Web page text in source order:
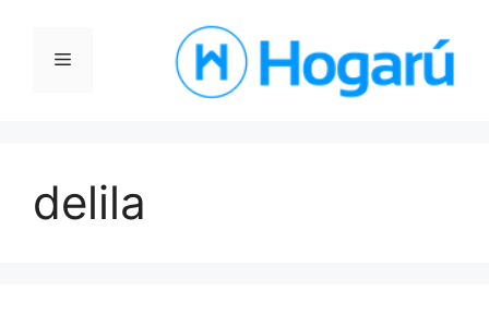
contenidoMenú
delila